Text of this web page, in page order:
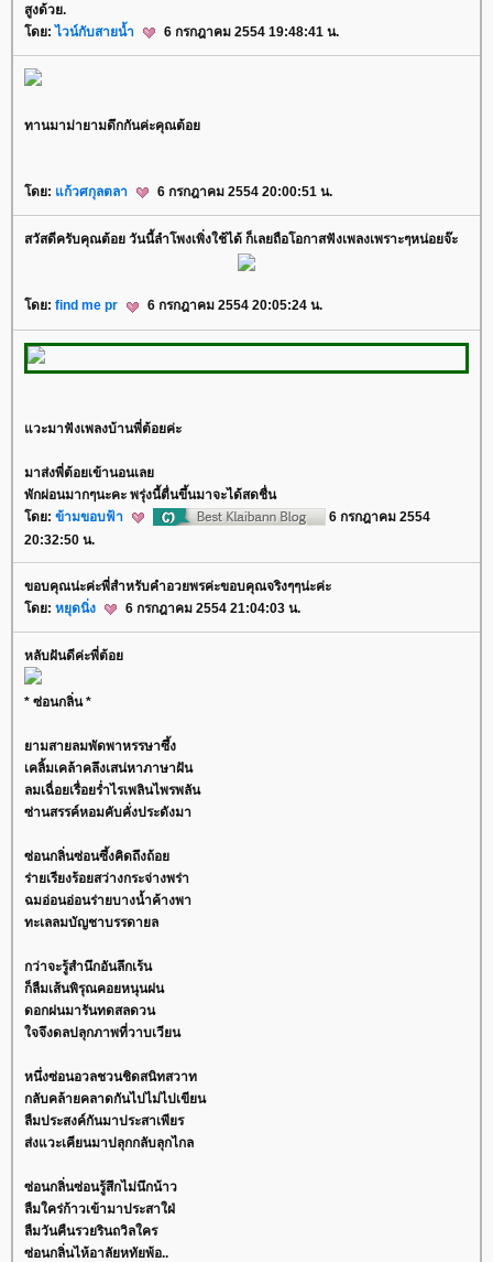
สูงด้วย.
ดย:ไวน์กับสายน้ำ 6 กรกฎาคม 2554 19:48:41 น.
ทานมาม่ายามดึกกันค่ะคุณต้อ
ดย: ก้วศกุลตลา 6 กรกฎาคม 2554 20:00:51 น.
สวัสดีครับคุณต้อย วันนี้ลำโพงเพิ่งใช้ได้ ก็เลยถือโอกาสฟังเพลงเพราะๆหน่อยจ๊ะ
ดย: find me pr 6 กรกฎาคม 2554 20:05:24 น.
วะมาฟังเพลงบ้านพี่ต้อยค่ะ
มาส่งพี่ต้อยเข้านอนเล
พักผ่อนมากๆนะคะ พรุ่งนี้ตื่นขึ้นมาจะได้สดชื่น
ดย: ข้ามขอบฟ้า
6 กรกฎาคม 2554
20:32:50 น.
ขอบคุณน่ะค่ะพี่สำหรับคำอวยพรค่ะขอบคุณจริงๆๆน่ะค่ะ
ดย: หยุดนิ่ง 6 กรกฎาคม 2554 21:04:03 น.
หลับฝันดีค่ะพี่ต้อ
* ซ่อนกลิ่น *
ามสายลมพัดพาหรรษาซึ้ง
เคลิ้มเคล้าคลึงเสน่หาภาษาฝัน
ลมเฉื่อยเรื่อยร่ำไรเพลินไพรพลัน
ซ่านสรรค์หอมคับคั่งประดังมา
ซ่อนกลิ่นซ่อนซึ้งคิดถึงถ้อ
ร่ายเรียงร้อยสว่างกระจ่างพร่า
ฉมอ่อนอ่อนร่ายบางน้ำค้างพา
ทะเลลมบัญชาบรรดายล
กว่าจะรู้สำนึกอันลึกเร้น
ก็ลืมเส้นพิรุณคอยหนุนฝน
ดอกฝนมารันทดสลดวน
จจึงดลปลุกภาพที่วาบเวียน
หนึ่งซ่อนอวลชวนชิดสนิทสวาท
กลับคล้ายคลาดกันไปไม่ไปเขียน
ลืมประสงค์กันมาประสาเพียร
ส่งแวะเคียนมาปลุกกลับลุกไกล
ซ่อนกลิ่นซ่อนรู้สึกไม่นึกน้าว
ลืมใคร่ก้าวเข้ามาประสาใฝ่
ลืมวันคืนรวยรินถวิลใคร
ซ่อนกลิ่นไห้อาลัยหทัยพ้อ..